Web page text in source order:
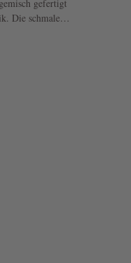
gefertigt
Die schmalen
zeichnet